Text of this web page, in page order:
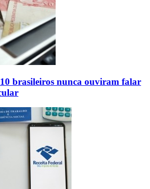
brasileiros nunca ouviram falar